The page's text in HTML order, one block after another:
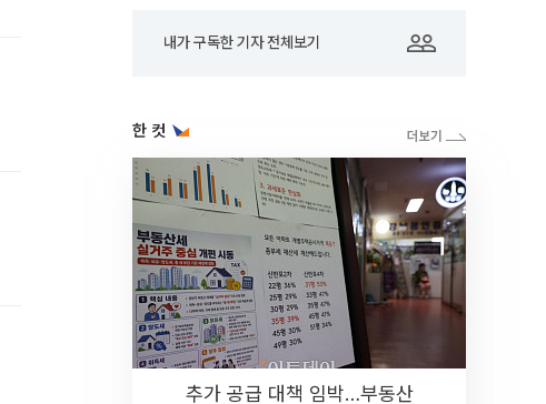
내가 구독한 기자 전체보기
한 컷
추가 공급 대책 임박…부동산